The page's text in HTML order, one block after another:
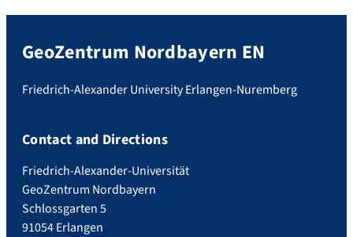
GeoZentrum Nordbayern EN
Friedrich-Alexander University Erlangen-Nuremberg
Contact and Directions
Friedrich-Alexander-Universität
GeoZentrum Nordbayern
Schlossgarten 5
91054 Erlangen